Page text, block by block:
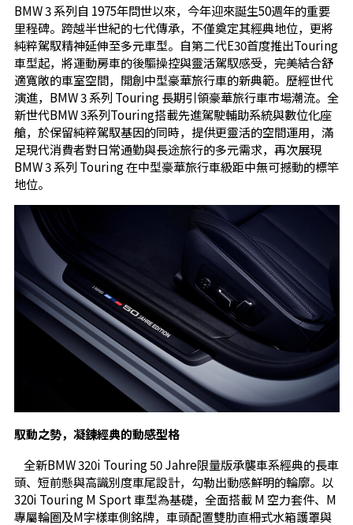
BMW 3 系列自 1975年問世以來，今年迎來誕生50週年的重要
里程碑。跨越半世紀的七代傳承，不僅奠定其經典地位，更將
純粹駕馭精神延伸至多元車型。自第二代E30首度推出Touring
車型起，將運動房車的後驅操控與靈活駕馭感受，完美結合舒
適寬敞的車室空間，開創中型豪華旅行車的新典範。歷經世代
演進，BMW 3 系列 Touring 長期引領豪華旅行車市場潮流。全
新世代BMW 3系列Touring搭載先進駕駛輔助系統與數位化座
艙，於保留純粹駕馭基因的同時，提供更靈活的空間運用，滿
足現代消費者對日常通勤與長途旅行的多元需求，再次展現
BMW 3 系列 Touring 在中型豪華旅行車級距中無可撼動的標竿
地位。
馭動之勢，凝鍊經典的動感型格
全新BMW 320i Touring 50 Jahre限量版承襲車系經典的長車
頭、短前懸與高識別度車尾設計，勾勒出動感鮮明的輪廓。以
320i Touring M Sport 車型為基礎，全面搭載 M 空力套件、M
專屬輪圈及M字樣車側銘牌，車頭配置雙肋直柵式水箱護罩與